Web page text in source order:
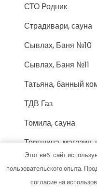
СТО Родник
Страдивари, сауна
Сывлах, Баня №10
Сывлах, Баня №11
Татьяна, банный
ТДВ Газ
Томила, сауна
Торгшина,
мастерская
Три звезды,
Этот веб-сайт
пользовательского опыта.
согласие на